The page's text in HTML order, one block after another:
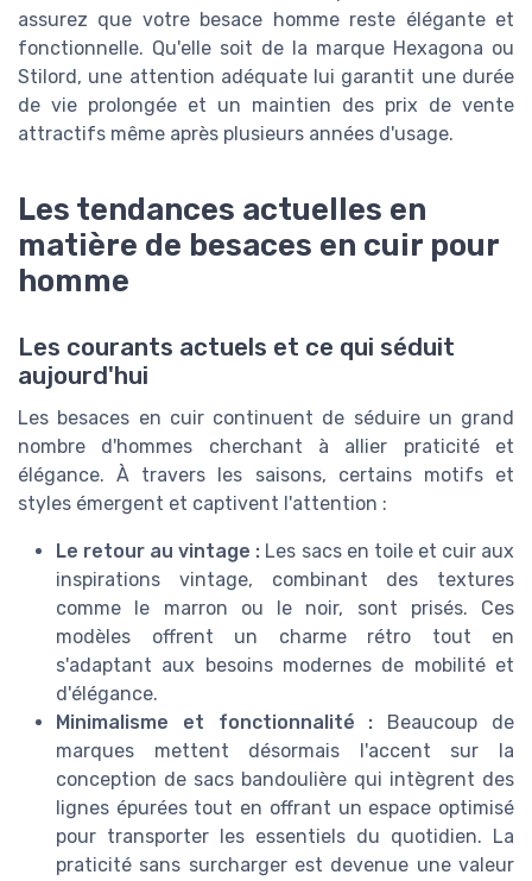
assurez que votre besace homme reste élégante et
fonctionnelle. Qu'elle soit de la marque Hexagona ou
Stilord, une attention adéquate lui garantit une durée
de vie prolongée et un maintien des prix de vente
attractifs même après plusieurs années d'usage.
Les tendances actuelles en
matière de besaces en cuir pour
homme
Les courants actuels et ce qui séduit
aujourd'hui
Les besaces en cuir continuent de séduire un grand
nombre d'hommes cherchant à allier praticité et
élégance. À travers les saisons, certains motifs et
styles émergent et captivent l'attention :
Le retour au vintage : Les sacs en toile et cuir aux
inspirations vintage, combinant des textures
comme le marron ou le noir, sont prisés. Ces
modèles offrent un charme rétro tout en
s'adaptant aux besoins modernes de mobilité et
d'élégance.
Minimalisme et fonctionnalité : Beaucoup de
marques mettent désormais l'accent sur la
conception de sacs bandoulière qui intègrent des
lignes épurées tout en offrant un espace optimisé
pour transporter les essentiels du quotidien. La
praticité sans surcharger est devenue une valeur